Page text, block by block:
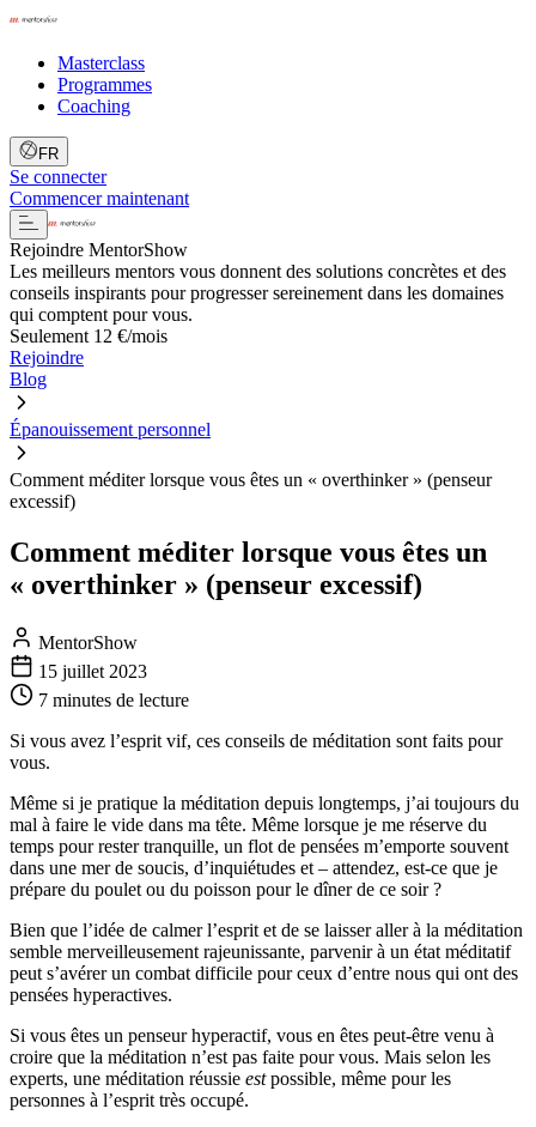
Masterclass
Programmes
Coaching
FR
Se connecter
Commencer maintenant
Rejoindre MentorShow
Les meilleurs mentors vous donnent des solutions concrètes et des
conseils inspirants pour progresser sereinement dans les domaines
qui comptent pour vous.
Seulement 12 €/mois
Rejoindre
Blog
Épanouissement personnel
Comment méditer lorsque vous êtes un « overthinker » (penseur
excessif)
Comment méditer lorsque vous êtes un
« overthinker » (penseur excessif)
MentorShow
15 juillet 2023
7 minutes de lecture
Si vous avez l’esprit vif, ces conseils de méditation sont faits pour
vous.
Même si je pratique la méditation depuis longtemps, j’ai toujours du
mal à faire le vide dans ma tête. Même lorsque je me réserve du
temps pour rester tranquille, un flot de pensées m’emporte souvent
dans une mer de soucis, d’inquiétudes et – attendez, est-ce que je
prépare du poulet ou du poisson pour le dîner de ce soir ?
Bien que l’idée de calmer l’esprit et de se laisser aller à la méditation
semble merveilleusement rajeunissante, parvenir à un état méditatif
peut s’avérer un combat difficile pour ceux d’entre nous qui ont des
pensées hyperactives.
Si vous êtes un penseur hyperactif, vous en êtes peut-être venu à
croire que la méditation n’est pas faite pour vous. Mais selon les
experts, une méditation réussie estpossible, même pour les
personnes à l’esprit très occupé.